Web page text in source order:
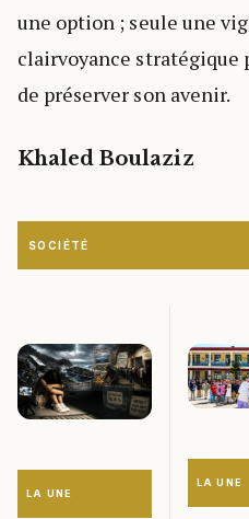
une option ; seule une
clairvoyance stratégique
de préserver son avenir.
Khaled Boulaziz
SOCIÉTÉ
LA UNE
LA UNE